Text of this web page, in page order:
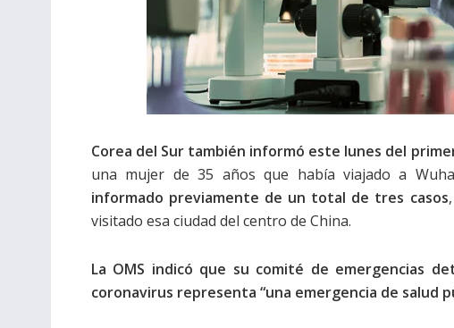
Corea del Sur también informó este lunes del
una mujer de 35 años que había viajado a
informado previamente de un total de tres casos
visitado esa ciudad del centro de China.
La OMS indicó que su comité de emergencias
coronavirus representa “una emergencia de salud